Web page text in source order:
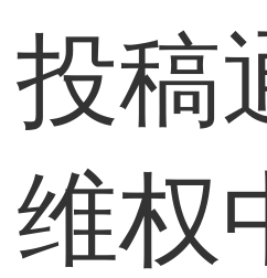
投稿
维权